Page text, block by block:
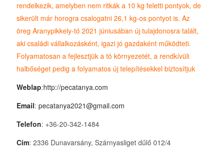
rendelkezik, amelyben nem ritkák a 10 kg feletti pontyok, de
sikerült már horogra csalogatni 26,1 kg-os pontyot is. Az
öreg Aranypikkely-tó 2021 júniusában új tulajdonosra talált,
aki családi vállalkozásként, igazi jó gazdaként működteti.
Folyamatosan a fejlesztjük a tó környezetét, a rendkívüli
halbőséget pedig a folyamatos új telepítésekkel biztosítjuk
Weblap:http://pecatanya.com
Email: pecatanya2021@gmail.com
Telefon: +36-20-342-1484
Cím: 2336 Dunavarsány, Szárnyasliget dűlő 012/4